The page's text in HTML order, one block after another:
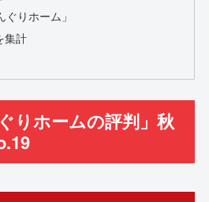
りホーム」
集計
りホームの評判」秋